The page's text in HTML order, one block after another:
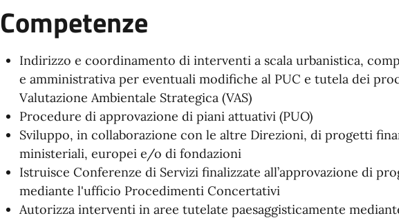
Competenze
Indirizzo e coordinamento di interventi a scala urbanistica,
e amministrativa per eventuali modifiche al PUC e tutela dei
Valutazione Ambientale Strategica (VAS)
Procedure di approvazione di piani attuativi (PUO)
Sviluppo, in collaborazione con le altre Direzioni, di progetti
ministeriali, europei e/o di fondazioni
Istruisce Conferenze di Servizi finalizzate all’approvazione di
mediante l'ufficio Procedimenti Concertativi
Autorizza interventi in aree tutelate paesaggisticamente